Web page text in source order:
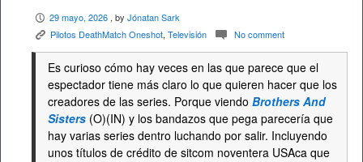
P 29 mayo, 2026 , by Jónatan Sark
K Pilotos DeathMatch Oneshot, Televisión c No comment
Es curioso cómo hay veces en las que parece que el
espectador tiene más claro lo que quieren hacer que los
creadores de las series. Porque viendo Brothers And
Sisters (O)(IN) y los bandazos que pega parecería que
hay varias series dentro luchando por salir. Incluyendo
unos títulos de crédito de sitcom noventera USAca que